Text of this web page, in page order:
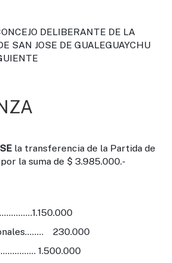
DELIBERANTE DE LA
SAN JOSE DE GUALEGUAYCHU
la transferencia de la Partida de
la suma de $ 3.985.000.-
230.000
1.500.000